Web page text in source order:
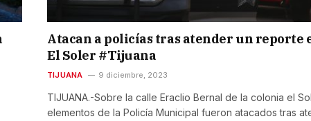
Atacan a policías tras atender un reporte
El Soler #Tijuana
TIJUANA 9 diciembre, 2023
TIJUANA.-Sobre la calle Eraclio Bernal de la colonia el
elementos de la Policía Municipal fueron atacados tras